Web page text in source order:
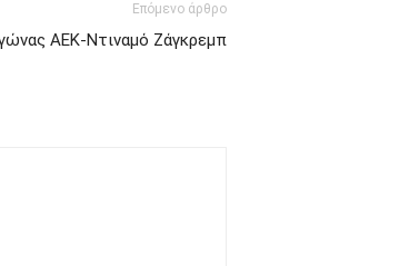
Επόμενο άρθρο
ΑΕΚ-Ντιναμό Ζάγκρεμπ